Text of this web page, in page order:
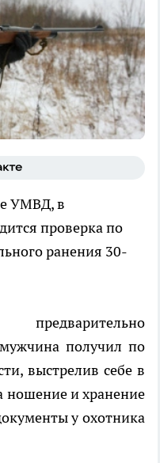
УМВД, в
проверка по
ранения 30-
получил по
выстрелив себе в
ношение и хранение
у охотника